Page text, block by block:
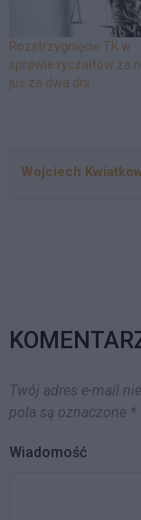
przynoszą dobre wieści
pracodawców.
Rozstrzygnięcie TK w
sprawie ryczałtów za
już za dwa dni
Wojciech
Twój adres e-mail
pola są oznaczone *
Wiadomość